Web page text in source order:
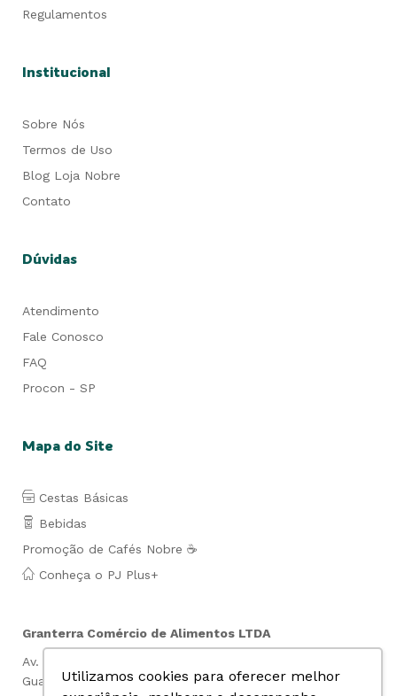
Utilizamos cookies para oferecer melhor
Regulamentos
Institucional
Sobre Nós
Termos de Uso
Blog Loja Nobre
Contato
Dúvidas
Atendimento
Fale Conosco
FAQ
Procon - SP
Mapa do Site
Cestas Básicas
Bebidas
Promoção de Cafés Nobre ☕
Conheça o PJ Plus+
Granterra Comércio de Alimentos LTDA
Av. Lauro de Gusmão Silveira, 849- Jd. São Geraldo-
Guarulhos- SP Cep: 07140-010 CNPJ: 07.019.669/0001-74